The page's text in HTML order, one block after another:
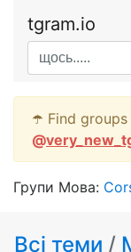
tgram.io
☂️ Find groups
@
Групи Мова:
Всі теми /